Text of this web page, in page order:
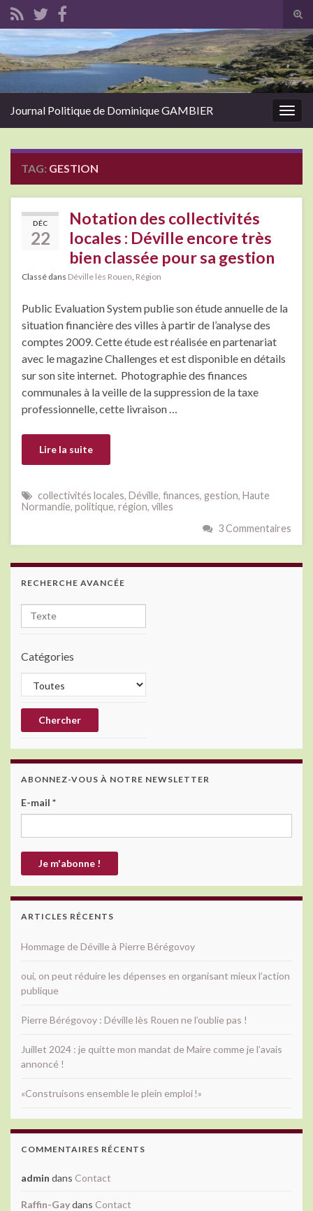
Search for:
Journal Politique de Dominique GAMBIER
TAG: GESTION
DÉC
22
Notation des collectivités
locales : Déville encore très
bien classée pour sa gestion
Classé dans Déville lès Rouen Région
Public Evaluation System publie son étude annuelle de la
situation financière des villes à partir de l’analyse des
comptes 2009. Cette étude est réalisée en partenariat
avec le magazine Challenges et est disponible en détails
sur son site internet. Photographie des finances
communales à la veille de la suppression de la taxe
professionnelle, cette livraison …
Lire la suite
collectivités locales, Déville, finances, gestion, Haute
Normandie, politique, région, villes
3 Commentaires
RECHERCHE AVANCÉE
Catégories
ABONNEZ-VOUS À NOTRE NEWSLETTER
E-mail *
ARTICLES RÉCENTS
Hommage de Déville à Pierre Bérégovoy
oui, on peut réduire les dépenses en organisant mieux l’action
publique
Pierre Bérégovoy : Déville lès Rouen ne l’oublie pas !
Juillet 2024 : je quitte mon mandat de Maire comme je l’avais
annoncé !
«Construisons ensemble le plein emploi !»
COMMENTAIRES RÉCENTS
admin dans Contact
Raffin-Gaydans Contact